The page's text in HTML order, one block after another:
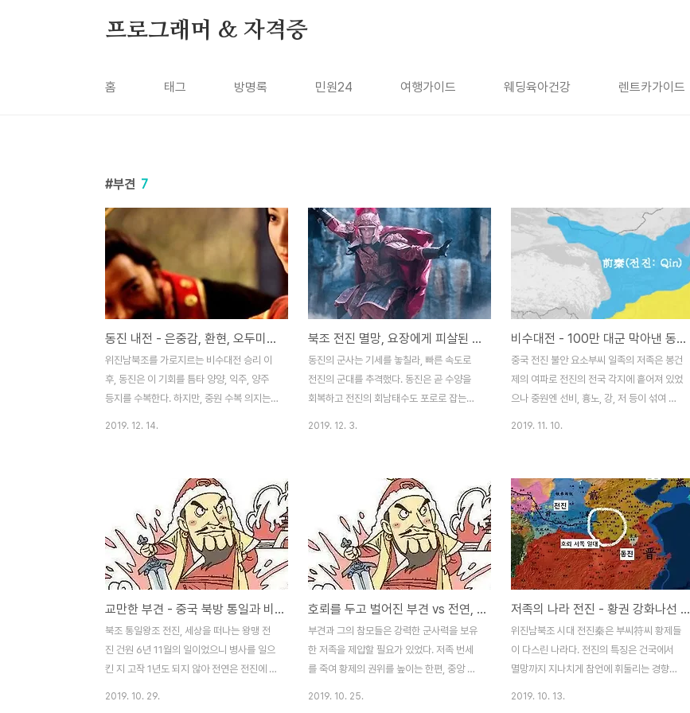
프로그래머 & 자격증
홈 태그 방명록 민원24 여행가이드 웨딩육아건강 렌트카가이드
부견 7
동진 내전 - 은중감, 환현, 오두미도 손은, 삼국지 [44화]
위진남북조를 가로지르는 비수대전 승리 이
후, 동진은 이 기회를 틈타 양양, 익주, 양주
등지를 수복한다. 하지만, 중원 수복 의지는
용으로 볼 수 있다. 강제적으로 살던 곳을 떠
나 중원의 낯선 곳으로 이주한 이민족들의 고
충을 부견은 이해했을까?황실과 가까운 저족
들은 국가의 중심부가 아닌 변방으로 나간 것
에 만족했을까? 부견은 꿈만 좇았지 현실적
인 감각이 매우 떨어지던 인물로 보인다. "왕
맹 같은 시어머니"가 곁에 없는 "뜬구름 잡기
대마왕 부견"의 패망은 어찌 보면 당연할지도
모르겠다. 큰일을 치룬 위진남북조 시대 동진
효무제 사마요는..
2019. 12. 14.
북조 전진 멸망, 요장에게 피살된 비수대전 주인공 부견 [43화]
동진의 군사는 기세를 놓칠라, 빠른 속도로
전진의 군대를 추격했다. 동진은 곧 수양을
회복하고 전진의 회남태수도 포로로 잡는다.
진을 유지하며 퇴각했기에 그곳으로 몸을 의
지했다. 배고픔과 화살에 맞은 통증 때문에
힘들었던 부견은 회수 부근에서 한 백성에게
밥과 돼지 넓적다리를 받자 비단 열 필과 솜
열 근을 하사하기도 했다. "폐하께서는 안락
함에 싫증을 느끼셔서 스스로 위험과 곤경에
처하게 되셨습니다. 신은 폐하의 자식이고 폐
하는 신의 아버지이시니 어찌 자식이 그 아버
지를 봉양하고서 보답을 바랍니까!" 전진군의
전선이 길었고 선봉군이..
2019. 12. 3.
비수대전 - 100만 대군 막아낸 동진 북부병 [42화]
중국 전진 불안 요소부씨 일족의 저족은 봉건
제의 여파로 전진의 전국 각지에 흩어져 있었
으나 중원엔 선비, 흉노, 강, 저 등이 섞여 살
한구석만은 아직 왕화를 입히지 못하고 있었
다." 이전에 부견은모용수 - 관군장군, 경조윤
전연 마지막 황제 모용위 - 신흥후모용위 동
생 모용충 - 평양태수구지 양통 - 평원장군,
남진주자사전량 장천석 - 귀의후강족 요장 -
양무장군에 임명했었다. 비수대전 이후 중국
전진이 빠르게 해체된 이유다. 결국 부견은
왕맹의 간언과는 정반대의 행위를 벌인 것이
다. 매우 위험하고 누구나가 우려할만한 조치
였다. 중..
2019. 11. 10.
교만한 부견 - 중국 북방 통일과 비수대전 [41화]
북조 통일왕조 전진, 세상을 떠나는 왕맹 전
진 건원 6년 11월의 일이었으니 병사를 일으
킨 지 고작 1년도 되지 않아 전연은 전진에 멸
2019. 10. 29.
호뢰를 두고 벌어진 부견 vs 전연, 모용선비 모용수 [40화]
부견과 그의 참모들은 강력한 군사력을 보유
한 저족을 제압할 필요가 있었다. 저족 번세
를 죽여 황제의 권위를 높이는 한편, 중앙 정
2019. 10. 25.
저족의 나라 전진 - 황권 강화나선 부견 왕맹 39화
위진남북조 시대 전진秦은 부씨符씨 황제들
이 다스린 나라다. 전진의 특징은 건국에서
멸망까지 지나치게 참언에 휘둘리는 경향이
2019. 10. 13.